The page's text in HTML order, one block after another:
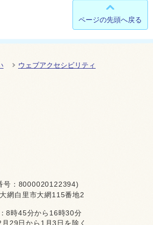
ページの先頭へ戻る
ウェブアクセシビリティ
号：8000020122394)
網白里市大網115番地2
8時45分から16時30分
29日から1月3日を除く